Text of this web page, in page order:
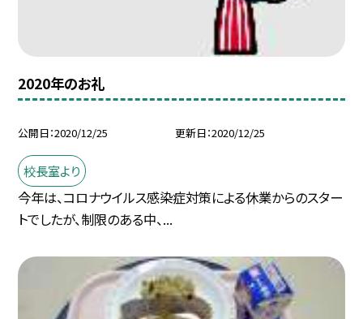
2020年のお礼
公開日 2020/12/25 更新日 2020/12/25
校長室より
今年は、コロナウイルス感染症対策による休業からのスター
トでしたが、制限のある中、...